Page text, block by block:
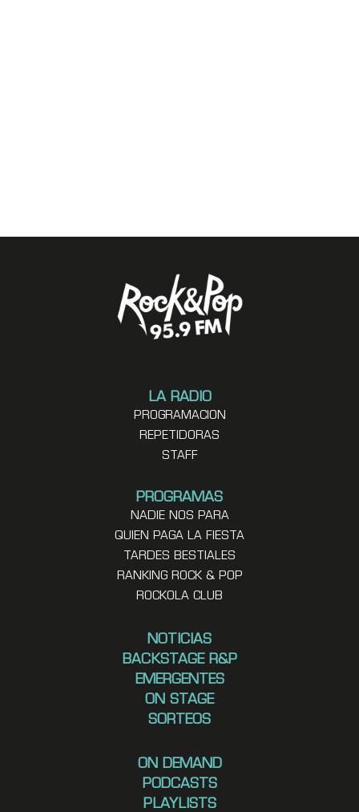
LA RADIO
PROGRAMACION
REPETIDORAS
STAFF
PROGRAMAS
NADIE NOS PARA
QUIEN PAGA LA FIESTA
TARDES BESTIALES
RANKING ROCK & POP
ROCKOLA CLUB
NOTICIAS
BACKSTAGE R&P
EMERGENTES
ON STAGE
SORTEOS
ON DEMAND
PODCASTS
PLAYLISTS